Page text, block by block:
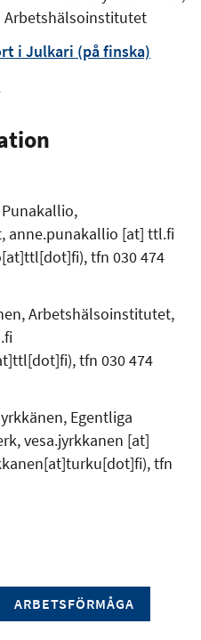
Arbetshälsoinstitutet
i Julkari (på finska)
anne.punakallio [at]ttl.fi
, tfn 030 474
Arbetshälsoinstitutet,
, tfn 030 474
Egentliga
vesa.jyrkkanen [at]
, tfn
ARBETSFÖRMÅGA